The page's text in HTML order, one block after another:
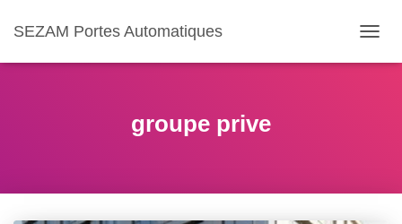
SEZAM Portes Automatiques
LA
groupe prive